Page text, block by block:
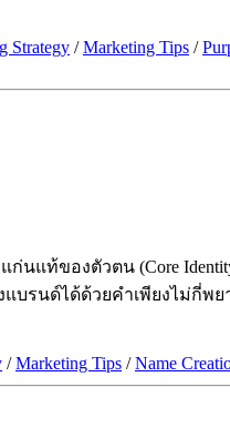
Strategy /Marketing Tips /
นแท้ของตัวตน (Core
บรนด์ได้ด้วยคำเพียงไม่กี่
/Marketing Tips /Name